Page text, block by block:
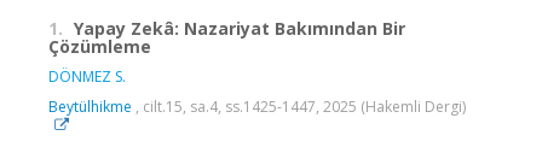
1. Yapay Zekâ: Nazariyat Bakımından Bir
Çözümleme
DÖNMEZ S.
Beytülhikme , cilt.15, sa.4, ss.1425-1447, 2025 (Hakemli Dergi)